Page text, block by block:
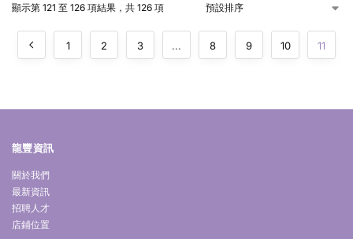
顯示第 121 至 126 項結果，共 126 項
1 2 3 ... 8 9 10 11
龍豐資訊
關於我們
最新資訊
招聘人才
店鋪位置